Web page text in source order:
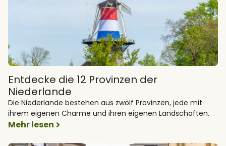
Entdecke die 12 Provinzen der
Niederlande
Die Niederlande bestehen aus zwölf Provinzen, jede mit
ihrem eigenen Charme und ihren eigenen Landschaften.
Mehr lesen